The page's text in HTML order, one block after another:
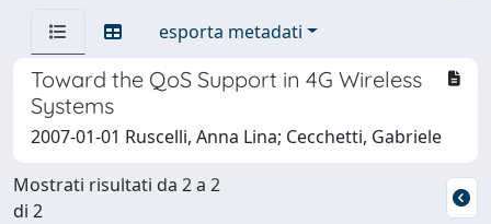
esporta metadati
Toward the QoS Support in 4G Wireless
Systems
2007-01-01 Ruscelli, Anna Lina; Cecchetti, Gabriele
Mostrati risultati da 2 a 2
di 2